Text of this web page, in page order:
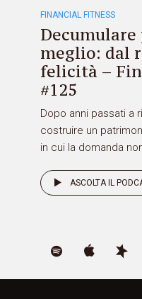
FINANCIAL FITNESS
meglio: dal
felicità –
#125
Dopo anni passati a
costruire un
in cui la domanda
ASCOLTA IL